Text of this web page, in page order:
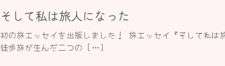
そして私は旅人になった
初の旅エッセイを出版しました！ 旅エッセイ『そして私は
徒歩旅が生んだ二つの […]